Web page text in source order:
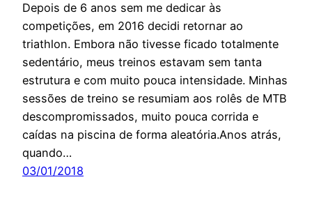
Depois de 6 anos sem me dedicar às
competições, em 2016 decidi retornar ao
triathlon. Embora não tivesse ficado totalmente
sedentário, meus treinos estavam sem tanta
estrutura e com muito pouca intensidade. Minhas
sessões de treino se resumiam aos rolês de MTB
descompromissados, muito pouca corrida e
caídas na piscina de forma aleatória.Anos atrás,
quando…
03/01/2018